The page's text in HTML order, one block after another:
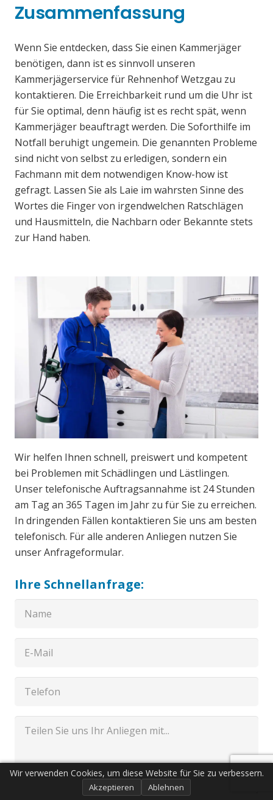
Zusammenfassung
Wenn Sie entdecken, dass Sie einen Kammerjäger
benötigen, dann ist es sinnvoll unseren
Kammerjägerservice für Rehnenhof Wetzgau zu
kontaktieren. Die Erreichbarkeit rund um die Uhr ist
für Sie optimal, denn häufig ist es recht spät, wenn
Kammerjäger beauftragt werden. Die Soforthilfe im
Notfall beruhigt ungemein. Die genannten Probleme
sind nicht von selbst zu erledigen, sondern ein
Fachmann mit dem notwendigen Know-how ist
gefragt. Lassen Sie als Laie im wahrsten Sinne des
Wortes die Finger von irgendwelchen Ratschlägen
und Hausmitteln, die Nachbarn oder Bekannte stets
zur Hand haben.
Wir helfen Ihnen schnell, preiswert und kompetent
bei Problemen mit Schädlingen und Lästlingen.
Unser telefonische Auftragsannahme ist 24 Stunden
am Tag an 365 Tagen im Jahr zu für Sie zu erreichen.
In dringenden Fällen kontaktieren Sie uns am besten
telefonisch. Für alle anderen Anliegen nutzen Sie
unser Anfrageformular.
Ihre Schnellanfrage:
Wir verwenden Cookies, um diese Website für Sie zu verbessern.
Akzeptieren Ablehnen